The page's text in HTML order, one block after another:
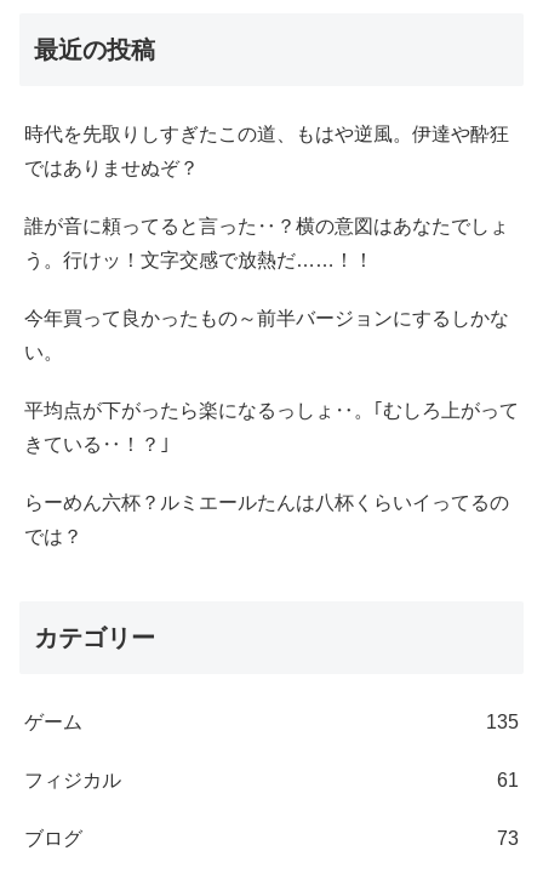
最近の投稿
時代を先取りしすぎたこの道、もはや逆風。伊達や酔狂
ではありませぬぞ？
誰が音に頼ってると言った‥？横の意図はあなたでしょ
う。行けッ！文字交感で放熱だ……！！
今年買って良かったもの～前半バージョンにするしかな
い。
平均点が下がったら楽になるっしょ‥。｢むしろ上がって
きている‥！？｣
らーめん六杯？ルミエールたんは八杯くらいイってるの
では？
カテゴリー
ゲーム 135
フィジカル 61
ブログ 73